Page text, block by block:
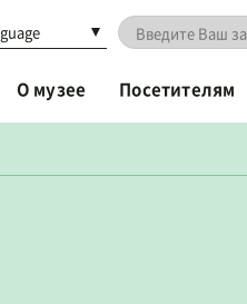
О музее Посетителям